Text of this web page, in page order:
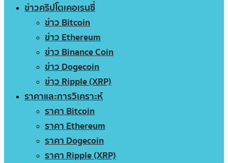
ข่าวคริปโตเคอเรนซี่
ข่าว Bitcoin
ข่าว Ethereum
ข่าว Binance Coin
ข่าว Dogecoin
ข่าว Ripple (XRP)
ราคาและการวิเคราะห์
ราคา Bitcoin
ราคา Ethereum
ราคา Dogecoin
ราคา Ripple (XRP)